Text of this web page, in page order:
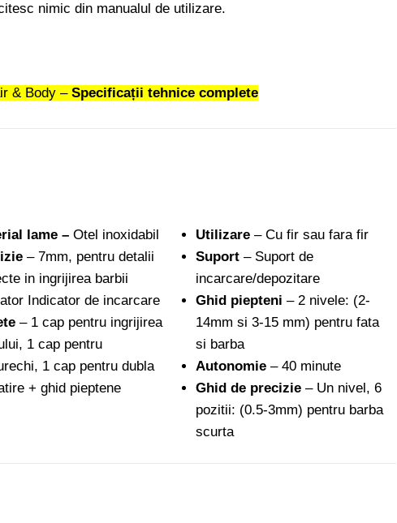
nimic din manualul de utilizare.
& Body – Specificații tehnice complete
lame – Otel inoxidabil
– 7mm, pentru detalii
in ingrijirea barbii
Indicator de incarcare
– 1 cap pentru ingrijirea
1 cap pentru
1 cap pentru dubla
+ ghid pieptene
Utilizare – Cu fir sau fara fir
Suport – Suport de
incarcare/depozitare
Ghid piepteni – 2 nivele: (2-
14mm si 3-15 mm) pentru fata
si barba
Autonomie – 40 minute
Ghid de precizie – Un nivel, 6
pozitii: (0.5-3mm) pentru barba
scurta